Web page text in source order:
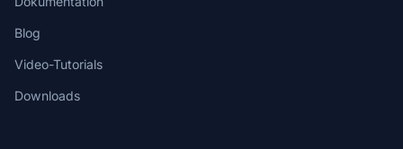
Blog
Video-Tutorials
Downloads